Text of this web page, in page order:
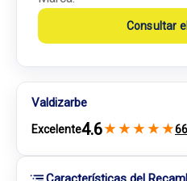
Consultar
Valdizarbe
Excelente4.6★ ★ ★ ★ ★